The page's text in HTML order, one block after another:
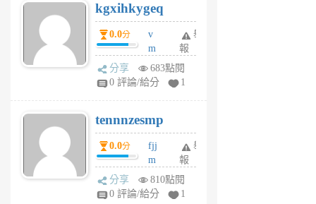
6
個
月
前
kgxihkygeq
0.0分
v
m
sg
sr
6
個
月
前
舉
報
分享
683點閱
0 評論/給分
1
tennnzesmp
0.0分
fjj
m
w
rs
舉
報
分享
810點閱
0 評論/給分
1